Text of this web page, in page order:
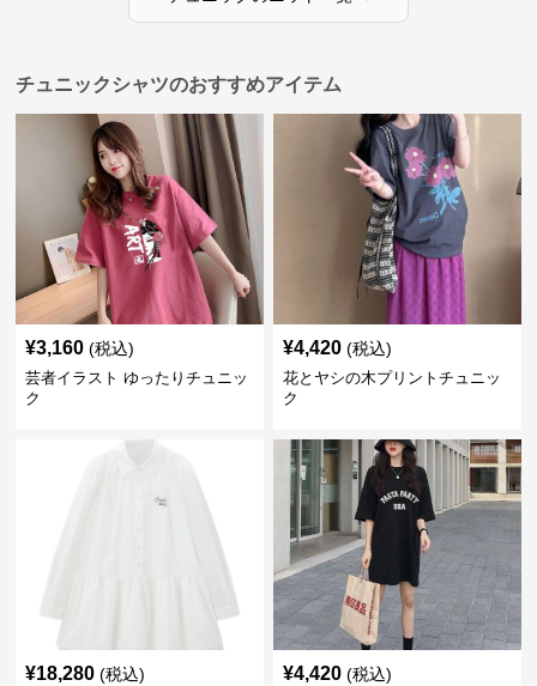
チュニックシャツのおすすめアイテム
¥3,160 (税込)
芸者イラスト ゆったりチュニッ
ク
¥4,420 (税込)
花とヤシの木プリントチュニッ
ク
¥18,280 (税込) ¥4,420 (税込)